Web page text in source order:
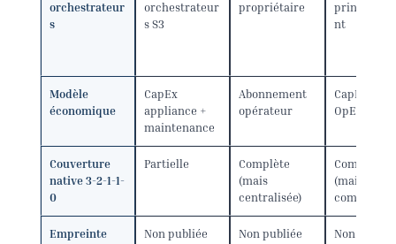
orchestrateur
s
orchestrateur
s S3
propriétaire
nt
Modèle
économique
CapEx
appliance +
maintenance
Abonnement
opérateur
CapEx HW
OpEx cloud
Couverture
native 3-2-1-1-
0
Partielle
Complète
(mais
centralisée)
Complète
(mais
composite)
Empreinte
Non publiée Non publiée Non